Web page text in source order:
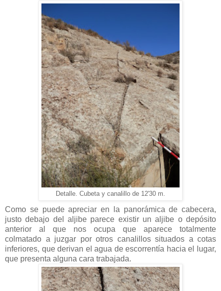
Detalle. Cubeta y canalillo de 12'30 m.
Como se puede apreciar en la panorámica de cabecera,
justo debajo del aljibe parece existir un aljibe o depósito
anterior al que nos ocupa que aparece totalmente
colmatado a juzgar por otros canalillos situados a cotas
inferiores, que derivan el agua de escorrentía hacia el lugar,
que presenta alguna cara trabajada.